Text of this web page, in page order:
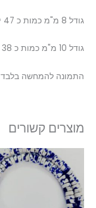
גודל 8 מ"מ כמות כ 47 יחידות.
גודל 10 מ"מ כמות כ 38 יחידות
התמונה להמחשה בלבד
מוצרים קשורים